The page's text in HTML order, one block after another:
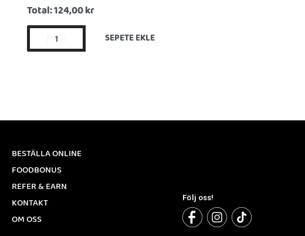
Total:124,00 kr
SEPETE EKLE
BESTÄLLA ONLINE
FOODBONUS
REFER & EARN
KONTAKT
OM OSS
Följ oss!